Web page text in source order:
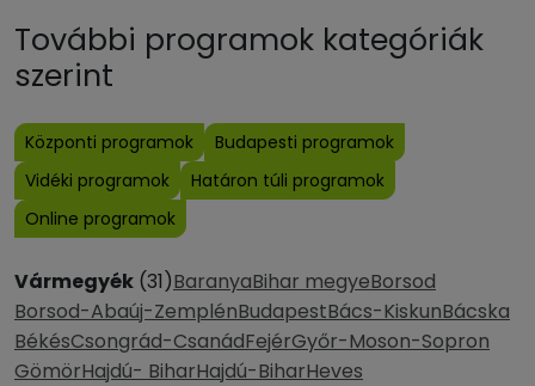
További programok kategóriák
szerint
Központi programok
Budapesti programok
Vidéki programok
Határon túli programok
Online programok
Vármegyék (31)BaranyaBihar megyeBorsod
Borsod-Abaúj-ZemplénBudapestBács-KiskunBácska
BékésCsongrád-CsanádFejérGyőr-Moson-Sopron
GömörHajdú- BiharHajdú-BiharHeves